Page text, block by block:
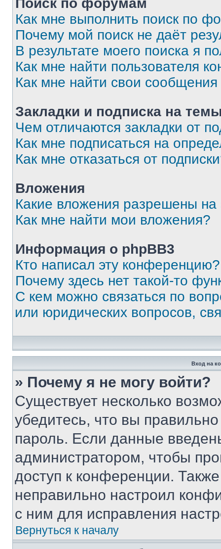
Поиск по форумам
Как мне выполнить поиск по
Почему мой поиск не даёт
В результате моего поиска я
Как мне найти пользователя
Как мне найти свои
Закладки и подписка на
Чем отличаются закладки от
Как мне подписаться на
Как мне отказаться от
Вложения
Какие вложения разрешены
Как мне найти мои вложения?
Информация о phpBB3
Кто написал эту конференцию?
Почему здесь нет такой-то
С кем можно связаться по
или юридических вопросов,
Вход на
» Почему я не могу войти?
Существует несколько
убедитесь, что вы
пароль. Если данные
администратором, чтобы
доступ к конференции.
неправильно настроил
с ним для исправления
Вернуться к началу